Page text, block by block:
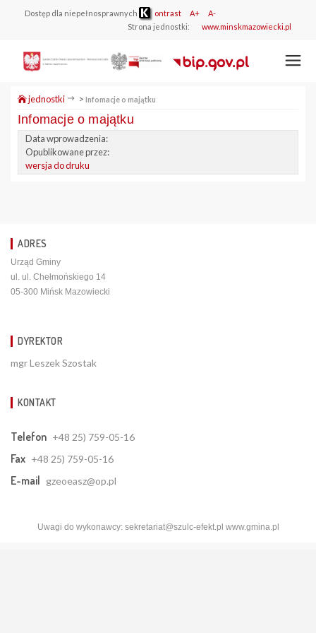
Dostęp dla niepełnosprawnych ontrast A+
A-
Strona jednostki:
www.minskmazowiecki.pl
jednostki > Infomacje o majątku
Infomacje o majątku
Data wprowadzenia:
Opublikowane przez:
wersja do druku
ADRES
Urząd Gminy
ul. ul. Chełmońskiego 14
05-300 Mińsk Mazowiecki
DYREKTOR
mgr Leszek Szostak
KONTAKT
Telefon +48 25) 759-05-16
Fax +48 25) 759-05-16
E-mail gzeoeasz@op.pl
Uwagi do wykonawcy: sekretariat@szulc-efekt.pl www.gmina.pl